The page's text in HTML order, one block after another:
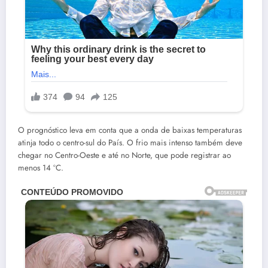
O prognóstico leva em conta que a onda de baixas temperaturas
atinja todo o centro-sul do País. O frio mais intenso também deve
chegar no Centro-Oeste e até no Norte, que pode registrar ao
menos 14 ºC.